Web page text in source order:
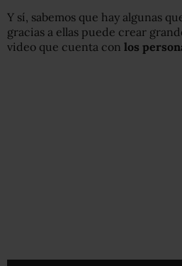
Y sí, sabemos que hay algunas
gracias a ellas puede crear
video que cuenta con los